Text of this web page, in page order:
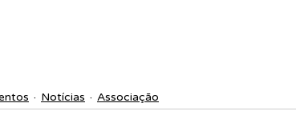
Notícias Associação